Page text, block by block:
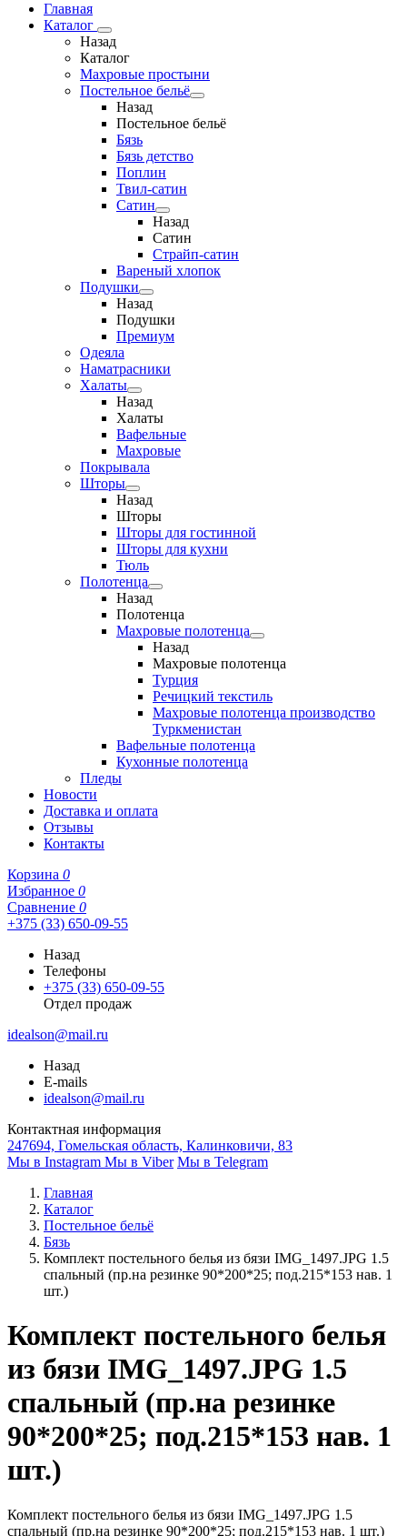
Главная
Каталог
Назад
Каталог
Махровые простыни
Постельное бельё
Назад
Постельное бельё
Бязь
Бязь детство
Поплин
Твил-сатин
Сатин
Назад
Сатин
Страйп-сатин
Вареный хлопок
Подушки
Назад
Подушки
Премиум
Одеяла
Наматрасники
Халаты
Назад
Халаты
Вафельные
Махровые
Покрывала
Шторы
Назад
Шторы
Шторы для гостинной
Шторы для кухни
Тюль
Полотенца
Назад
Полотенца
Махровые полотенца
Назад
Махровые полотенца
Турция
Речицкий текстиль
Махровые полотенца производство
Туркменистан
Вафельные полотенца
Кухонные полотенца
Пледы
Новости
Доставка и оплата
Отзывы
Контакты
Корзина 0
Избранное 0
Сравнение 0
+375 (33) 650-09-55
Назад
Телефоны
+375 (33) 650-09-55
Отдел продаж
idealson@mail.ru
Назад
E-mails
idealson@mail.ru
Контактная информация
247694, Гомельская область, Калинковичи, 83
Мы в Instagram Мы в Viber Мы в Telegram
Главная
Каталог
Постельное бельё
Бязь
Комплект постельного белья из бязи IMG_1497.JPG 1.5
спальный (пр.на резинке 90*200*25; под.215*153 нав. 1
шт.)
Комплект постельного белья
из бязи IMG_1497.JPG 1.5
спальный (пр.на резинке
90*200*25; под.215*153 нав. 1
шт.)
Комплект постельного белья из бязи IMG_1497.JPG 1.5
спальный (пр.на резинке 90*200*25; под.215*153 нав. 1 шт.)